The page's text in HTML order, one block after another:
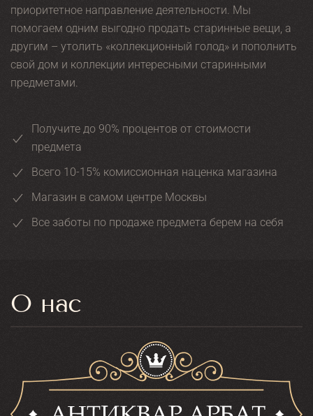
приоритетное направление деятельности. Мы
помогаем одним выгодно продать старинные вещи, а
другим – утолить «коллекционный голод» и пополнить
свой дом и коллекции интересными старинными
предметами.
Получите до 90% процентов от стоимости
предмета
Всего 10-15% комиссионная наценка магазина
Магазин в самом центре Москвы
Все заботы по продаже предмета берем на себя
О нас